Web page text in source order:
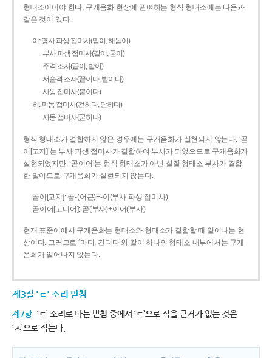
형태소이어야 한다. 구개음화 현상에 관여하는 형식 형태소에는 다음과
같은 것이 있다.
이: 명사 파생 접미사(맏이, 해돋이)
부사 파생 접미사(같이, 굳이)
주격 조사(끝이, 밭이)
서술격 조사(끝이다, 밭이다)
사동 접미사(붙이다)
히: 피동 접미사(걷히다, 닫히다)
사동 접미사(굳히다)
형식 형태소가 결합하지 않은 경우에는 구개음화가 실현되지 않는다. ‘곧
이[고지]’는 부사 파생 접미사가 결합하여 부사가 되었으므로 구개음화가
실현되었지만, ‘곧이어’는 형식 형태소가 아닌 실질 형태소 부사가 결합
한 말이므로 구개음화가 실현되지 않는다.
곧이[고지]: 곧-­(어근)+­-이(부사 파생 접미사)
곧이어[고디어]: 곧(부사)+이어(부사)
현재 표준어에서 구개음화는 형태소와 형태소가 결합할 때 일어나는 현
상이다. 그러므로 ‘마디, 견디다’와 같이 하나의 형태소 내부에서는 구개
음화가 일어나지 않는다.
제3절 'ㄷ' 소리 받침
제7항 ‘ㄷ’ 소리로 나는 받침 중에서 ‘ㄷ’으로 적을 근거가 없는 것은
‘ㅅ’으로 적는다.